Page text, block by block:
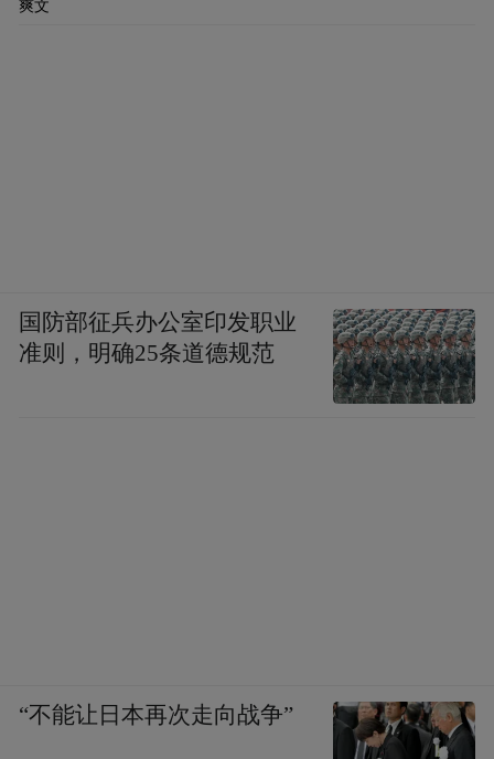
爽文
国防部征兵办公室印发职业
准则，明确25条道德规范
“不能让日本再次走向战争”